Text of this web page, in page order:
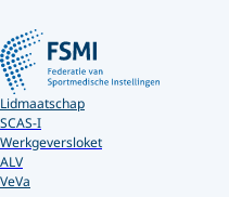
Lidmaatschap
SCAS-I
Werkgeversloket
ALV
VeVa